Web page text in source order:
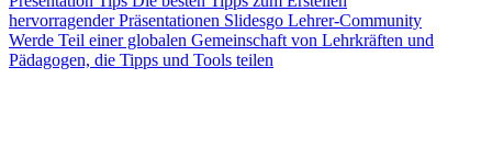
hervorragender Präsentationen Slidesgo Lehrer-Community
Werde Teil einer globalen Gemeinschaft von Lehrkräften und
Pädagogen, die Tipps und Tools teilen